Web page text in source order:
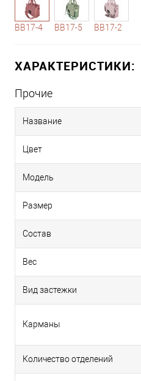
1-4
BB17-4
1-5
BB17-5
10-4
BB17-2
ХАРАКТЕРИСТИКИ:
Прочие
Название
Цвет
Модель
Размер
Состав
Вес
Вид застежки
Карманы
Количество отделений